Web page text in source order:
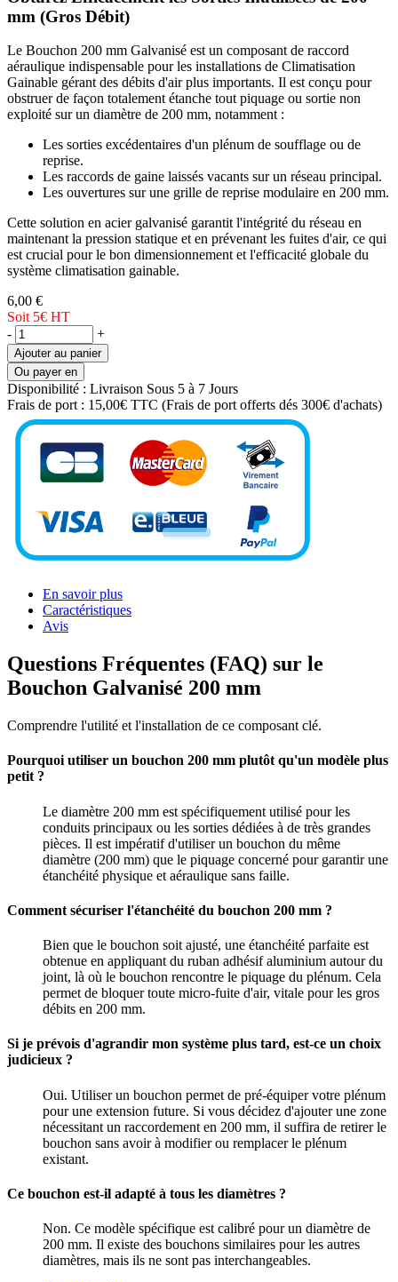
mm (Gros Débit)
Le Bouchon 200 mm Galvanisé est un composant de raccord
aéraulique indispensable pour les installations de Climatisation
Gainable gérant des débits d'air plus importants. Il est conçu pour
obstruer de façon totalement étanche tout piquage ou sortie non
exploité sur un diamètre de 200 mm, notamment :
Les sorties excédentaires d'un plénum de soufflage ou de
reprise.
Les raccords de gaine laissés vacants sur un réseau principal.
Les ouvertures sur une grille de reprise modulaire en 200 mm.
Cette solution en acier galvanisé garantit l'intégrité du réseau en
maintenant la pression statique et en prévenant les fuites d'air, ce qui
est crucial pour le bon dimensionnement et l'efficacité globale du
système climatisation gainable.
6,00 €
Soit 5€ HT
-
+
Ajouter au panier
Ou payer en
Disponibilité : Livraison Sous 5 à 7 Jours
Frais de port : 15,00€ TTC (Frais de port offerts dés 300€ d'achats)
En savoir plus
Caractéristiques
Avis
Questions Fréquentes (FAQ) sur le
Bouchon Galvanisé 200 mm
Comprendre l'utilité et l'installation de ce composant clé.
Pourquoi utiliser un bouchon 200 mm plutôt qu'un modèle plus
petit ?
Le diamètre 200 mm est spécifiquement utilisé pour les
conduits principaux ou les sorties dédiées à de très grandes
pièces. Il est impératif d'utiliser un bouchon du même
diamètre (200 mm) que le piquage concerné pour garantir une
étanchéité physique et aéraulique sans faille.
Comment sécuriser l'étanchéité du bouchon 200 mm ?
Bien que le bouchon soit ajusté, une étanchéité parfaite est
obtenue en appliquant du ruban adhésif aluminium autour du
joint, là où le bouchon rencontre le piquage du plénum. Cela
permet de bloquer toute micro-fuite d'air, vitale pour les gros
débits en 200 mm.
Si je prévois d'agrandir mon système plus tard, est-ce un choix
judicieux ?
Oui. Utiliser un bouchon permet de pré-équiper votre plénum
pour une extension future. Si vous décidez d'ajouter une zone
nécessitant un raccordement en 200 mm, il suffira de retirer le
bouchon sans avoir à modifier ou remplacer le plénum
existant.
Ce bouchon est-il adapté à tous les diamètres ?
Non. Ce modèle spécifique est calibré pour un diamètre de
200 mm. Il existe des bouchons similaires pour les autres
diamètres, mais ils ne sont pas interchangeables.